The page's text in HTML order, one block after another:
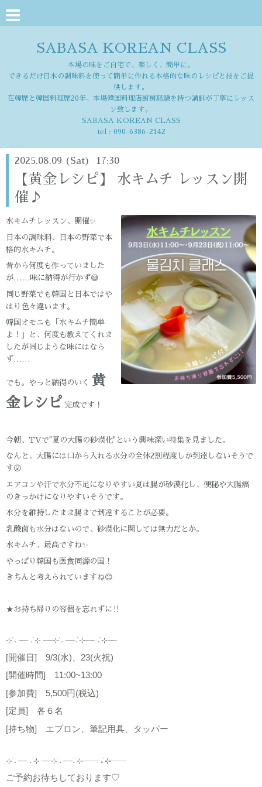
SABASA KOREAN CLASS
本場の味をご自宅で、楽しく、簡単に。
できるだけ日本の調味料を使って簡単に作れる本格的な味のレシピと技をご提
供します。
在韓歴と韓国料理歴20年、本場韓国料理店厨房経験を持つ講師が丁寧にレッス
ン致します。
SABASA KOREAN CLASS
tel : 090-6386-2142
2025.08.09 (Sat) 17:30
【黄金レシピ】 水キムチ レッスン開
催♪
水キムチレッスン、開催✨
日本の調味料、日本の野菜で本
格的水キムチ。
昔から何度も作っていました
が……味に納得が行かず😅
同じ野菜でも韓国と日本ではや
はり色々違います。
韓国オモニも「水キムチ簡単
よ！」と、何度も教えてくれま
したが同じような味にはなら
ず……
でも。やっと納得のいく 黄
金レシピ 完成です！
今朝、TVで"夏の大腸の砂漠化"という興味深い特集を見ました。
なんと、大腸には口から入れる水分の全体2割程度しか到達しないそうで
す😮
エアコンや汗で水分不足になりやすい夏は腸が砂漠化し、便秘や大腸癌
のきっかけになりやすいそうです。
水分を維持したまま腸まで到達することが必要。
乳酸菌も水分はないので、砂漠化に関しては無力だとか。
水キムチ、最高ですね✨
やっぱり韓国も医食同源の国！
きちんと考えられていますね😊
★お持ち帰りの容器を忘れずに‼️
⊹ ࣪˖ ┈┈ ˖ ࣪⊹ ┈┈⊹ ࣪˖ ┈┈˖ ࣪⊹┈┈ ˖ ࣪⊹┈┈
[開催日] 9/3(水)、23(火祝)
[開催時間] 11:00~13:00
[参加費] 5,500円(税込)
[定員] 各６名
[持ち物] エプロン、筆記用具、タッパー
⊹ ࣪˖ ┈┈ ˖ ࣪⊹ ┈┈⊹ ࣪˖ ┈┈˖ ࣪⊹┈┈ ˖ ࣪⊹┈┈
ご予約お待ちしております♡